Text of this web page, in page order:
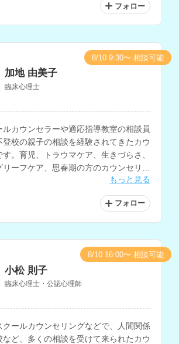
フォロー
加地 由美子
臨床心理士
カウンセラーや適応指導教室の相談員
登校の親子の相談を経験されてきたカウ
。育児、トラウマケア、生きづらさ、
ーフケア、思春期の方のカウンセリン
もっと見る
フォロー
8/10 9:30〜 相談可能
小松 則子
臨床心理士・公認心理師
クールカウンセリングなどで、人間関係
ど、多くの相談を受けて来られたカウ
8/10 16:00〜 相談可能